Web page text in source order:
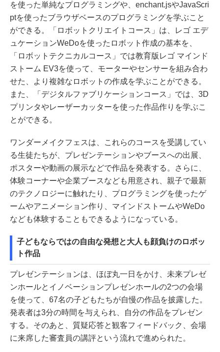
を使った単純なプログラミングや、enchant.jsやJavaScri
ptを使ったブラウザベースのプログラミングを学ぶこと
ができる。「ロボットクリエイトコース」は、レゴ エデ
ュケーションWeDoを使ったロボット作成の基本を、
「ロボットテクニカルコース」では教育版レゴ マインド
ストーム EV3を使って、モーターやセンサーを組み合わ
せた、より複雑なロボットの作成を学ぶことができる。
また、「デジタルファブリケーションコース」では、3D
プリンタやレーザーカッターを使った作品作りを学ぶこ
とができる。
ワンダーメイクフェスは、これらのコースを受講してい
る生徒たちが、プレゼンテーションやブースへの出展、
ポスターや動画の展示などで作品を発表する。さらに、
体験コーナーや企業ブースなども用意され、親子で最新
のテクノロジーに触れたり、プログラミングを使ったゲ
ームやアニメーション作り、マインドストームやWeDo
なども体験することもできるようになっている。
子どもならではの自由な発想と大人も顔負けのロボッ
ト作品
プレゼンテーションは、ほぼ丸一日をかけ、未来プレゼ
ンホールとイノベーションプレゼンホールの2つの会場
を使って、67名の子どもたちが自慢の作品を披露した。
発表者は3分の時間を与えられ、自分の作品をプレゼン
する。そのあと、質疑応答と観客フィードバック、会場
に来席した審査員の講評という流れで進められた。